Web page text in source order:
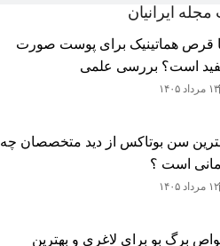
ایرانیان
قرص هماتینیک برای پوست صورت
است؟ بررسی علمی
۱۳ مرداد ۱۴۰۵
سن بوتاکس از دید متخصصان چه
است ؟
۱۲ مرداد ۱۴۰۵
برگ بو برای لاغری و بهترین